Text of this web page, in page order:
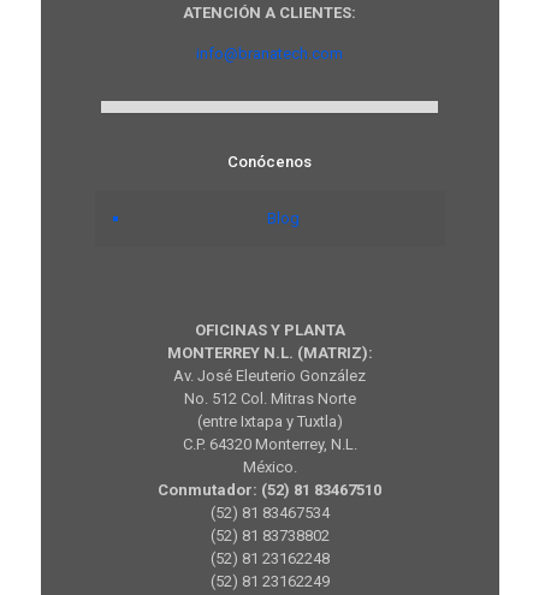
ATENCIÓN A CLIENTES:
info@branatech.com
Conócenos
Blog
OFICINAS Y PLANTA
MONTERREY N.L. (MATRIZ):
Av. José Eleuterio González
No. 512 Col. Mitras Norte
(entre Ixtapa y Tuxtla)
C.P. 64320 Monterrey, N.L.
México.
Conmutador: (52) 81 83467510
(52) 81 83467534
(52) 81 83738802
(52) 81 23162248
(52) 81 23162249